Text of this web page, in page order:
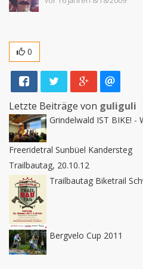
0
Letzte Beiträge von guliguli
Grindelwald IST BIKE! -
Freeridetral Sunbüel Kandersteg
Trailbautag, 20.10.12
Trailbautag Biketrail
Bergvelo Cup 2011